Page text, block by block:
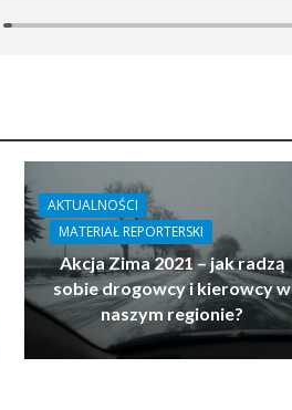
AKTUALNOŚCI
MATERIAŁ REPORTERSKI
Akcja Zima 2021 – jak radzą
sobie drogowcy i kierowcy w
naszym regionie?